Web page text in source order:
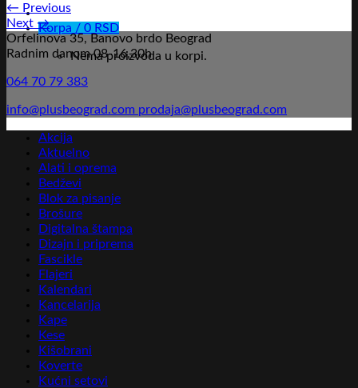
Korpa / 0 RSD
Nema proizvoda u korpi.
← Previous
Next →
Orfelinova 35, Banovo brdo Beograd
Radnim danom 08-16,30h
064 70 79 383
info@plusbeograd.com prodaja@plusbeograd.com
Akcija
Aktuelno
Alati i oprema
Bedževi
Blok za pisanje
Brošure
Digitalna štampa
Dizajn i priprema
Fascikle
Flajeri
Kalendari
Kancelarija
Kape
Kese
Kišobrani
Koverte
Kućni setovi